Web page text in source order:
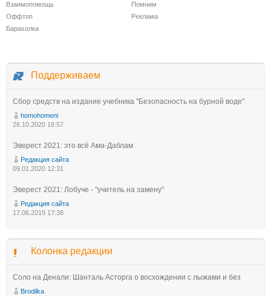
Взаимопомощь
Помним
Оффтоп
Реклама
Барахолка
Поддерживаем
Сбор средств на издание учебника "Безопасность на бурной воде"
homohomeni
26.10.2020 16:57
Эверест 2021: это всё Ама-Даблам
Редакция сайта
09.01.2020 12:31
Эверест 2021: Лобуче - "учитель на замену"
Редакция сайта
17.06.2019 17:38
Колонка редакции
Соло на Денали: Шанталь Асторга о восхождении с лыжами и без
Brodilka